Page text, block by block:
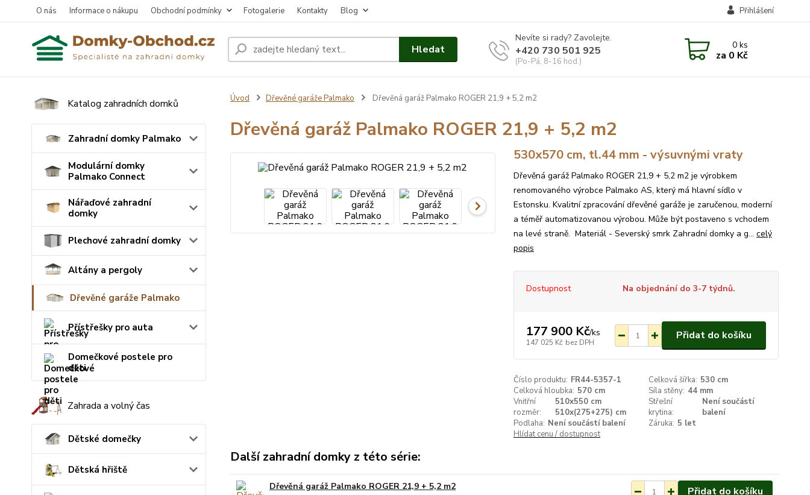
O nás Informace o nákupu Obchodní podmínky Fotogalerie Kontakty Blog Přihlášení
Hledat
Nevíte si rady? Zavolejte.
+420 730 501 925
(Po-Pá, 8-16 hod.)
0ks
za 0 Kč
Katalog zahradních domků
Zahradní domky Palmako
Modulární domky
Palmako Connect
Nářaďové zahradní
domky
Plechové zahradní domky
Altány a pergoly
Dřevěné garáže Palmako
Přístřešky pro auta
Domečkové postele pro
děti
Zahrada a volný čas
Dětské domečky
Dětská hřiště
Úvod Dřevěné garáže Palmako Dřevěná garáž Palmako ROGER 21,9 + 5,2 m2
Dřevěná garáž Palmako ROGER 21,9 + 5,2 m2
530x570 cm, tl.44 mm - výsuvnými vraty
Dřevěná garáž Palmako ROGER 21,9 + 5,2 m2 je výrobkem
renomovaného výrobce Palmako AS, který má hlavní sídlo v
Estonsku. Kvalitní zpracování dřevěné garáže je zaručenou, moderní
a téměř automatizovanou výrobou. Může být postaveno s vchodem
na levé straně. Materiál - Severský smrk Zahradní domky a g... celý
popis
Dostupnost Na objednání do 3-7 týdnů.
177 900 Kč/ks
147 025 Kč bez DPH
Přidat do košíku
Číslo produktu: FR44-5357-1 Celková šířka: 530 cm
Celková hloubka: 570 cm Síla stěny: 44 mm
Vnitřní
rozměr:
510x550 cm
510x(275+275) cm
Střešní
krytina:
Není součástí
balení
Podlaha: Není součástí balení Záruka: 5 let
Hlídat cenu / dostupnost
Další zahradní domky z této série:
Dřevěná garáž Palmako ROGER 21,9 + 5,2 m2
Přidat do košíku